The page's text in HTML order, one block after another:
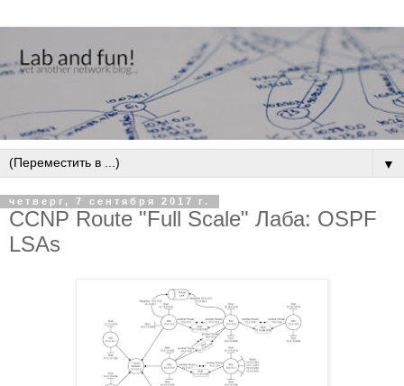
▼
четверг, 7 сентября 2017 г.
CCNP Route "Full Scale" Лаба: OSPF
LSAs